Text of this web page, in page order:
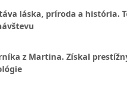
láska, príroda a história.
z Martina. Získal